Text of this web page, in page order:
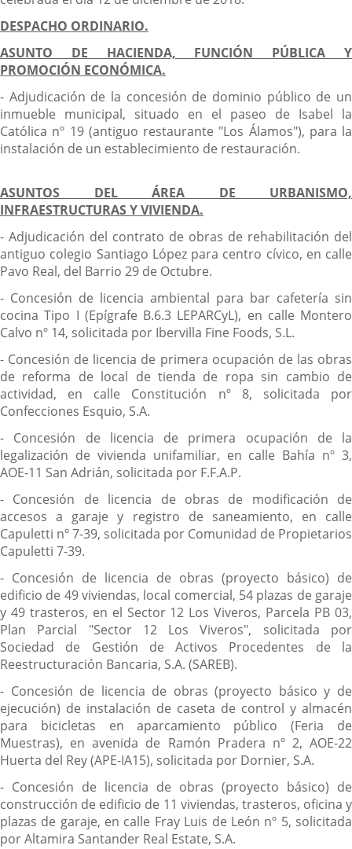
DESPACHO ORDINARIO.
ASUNTO DE HACIENDA, FUNCIÓN PÚBLICA Y
PROMOCIÓN ECONÓMICA.
- Adjudicación de la concesión de dominio público de un
inmueble municipal, situado en el paseo de Isabel la
Católica nº 19 (antiguo restaurante "Los Álamos"), para la
instalación de un establecimiento de restauración.
ASUNTOS DEL ÁREA DE URBANISMO,
INFRAESTRUCTURAS Y VIVIENDA.
- Adjudicación del contrato de obras de rehabilitación del
antiguo colegio Santiago López para centro cívico, en calle
Pavo Real, del Barrio 29 de Octubre.
- Concesión de licencia ambiental para bar cafetería sin
cocina Tipo I (Epígrafe B.6.3 LEPARCyL), en calle Montero
Calvo nº 14, solicitada por Ibervilla Fine Foods, S.L.
- Concesión de licencia de primera ocupación de las obras
de reforma de local de tienda de ropa sin cambio de
actividad, en calle Constitución nº 8, solicitada por
Confecciones Esquio, S.A.
- Concesión de licencia de primera ocupación de la
legalización de vivienda unifamiliar, en calle Bahía nº 3,
AOE-11 San Adrián, solicitada por F.F.A.P.
- Concesión de licencia de obras de modificación de
accesos a garaje y registro de saneamiento, en calle
Capuletti nº 7-39, solicitada por Comunidad de Propietarios
Capuletti 7-39.
- Concesión de licencia de obras (proyecto básico) de
edificio de 49 viviendas, local comercial, 54 plazas de garaje
y 49 trasteros, en el Sector 12 Los Viveros, Parcela PB 03,
Plan Parcial "Sector 12 Los Viveros", solicitada por
Sociedad de Gestión de Activos Procedentes de la
Reestructuración Bancaria, S.A. (SAREB).
- Concesión de licencia de obras (proyecto básico y de
ejecución) de instalación de caseta de control y almacén
para bicicletas en aparcamiento público (Feria de
Muestras), en avenida de Ramón Pradera nº 2, AOE-22
Huerta del Rey (APE-IA15), solicitada por Dornier, S.A.
- Concesión de licencia de obras (proyecto básico) de
construcción de edificio de 11 viviendas, trasteros, oficina y
plazas de garaje, en calle Fray Luis de León nº 5, solicitada
por Altamira Santander Real Estate, S.A.